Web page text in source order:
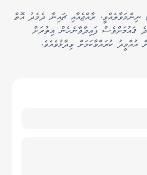
ރާއްޖެއާއި ޗައިނާ ދެމެދު އޮތް
ޤައުމަށްވެސް ފައިދާވާނެހެން އިތުރަށް
އުއްމީދު ކުރައްވާކަމަށް ވިދާޅުވެއެވެ.